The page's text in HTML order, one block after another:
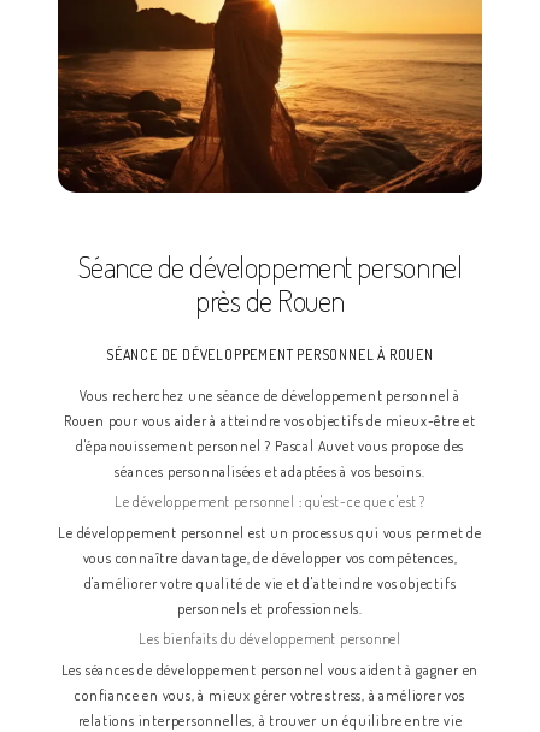
Séance de développement personnel
près de Rouen
SÉANCE DE DÉVELOPPEMENT PERSONNEL À ROUEN
Vous recherchez une séance de développement personnel à
Rouen pour vous aider à atteindre vos objectifs de mieux-être et
d'épanouissement personnel ? Pascal Auvet vous propose des
séances personnalisées et adaptées à vos besoins.
Le développement personnel : qu'est-ce que c'est ?
Le développement personnel est un processus qui vous permet de
vous connaître davantage, de développer vos compétences,
d'améliorer votre qualité de vie et d'atteindre vos objectifs
personnels et professionnels.
Les bienfaits du développement personnel
Les séances de développement personnel vous aident à gagner en
confiance en vous, à mieux gérer votre stress, à améliorer vos
relations interpersonnelles, à trouver un équilibre entre vie